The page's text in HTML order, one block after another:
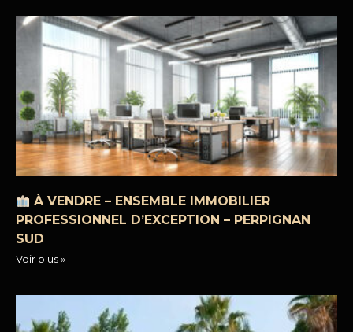
À VENDRE – ENSEMBLE IMMOBILIER
PROFESSIONNEL D’EXCEPTION – PERPIGNAN
SUD
Voir plus »